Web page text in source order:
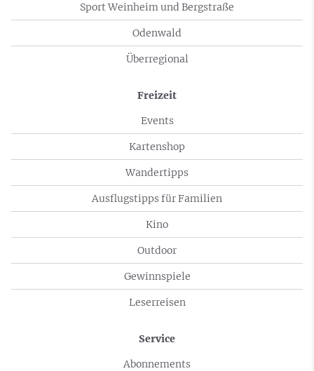
Sport Weinheim und Bergstraße
Odenwald
Überregional
Freizeit
Events
Kartenshop
Wandertipps
Ausflugstipps für Familien
Kino
Outdoor
Gewinnspiele
Leserreisen
Service
Abonnements